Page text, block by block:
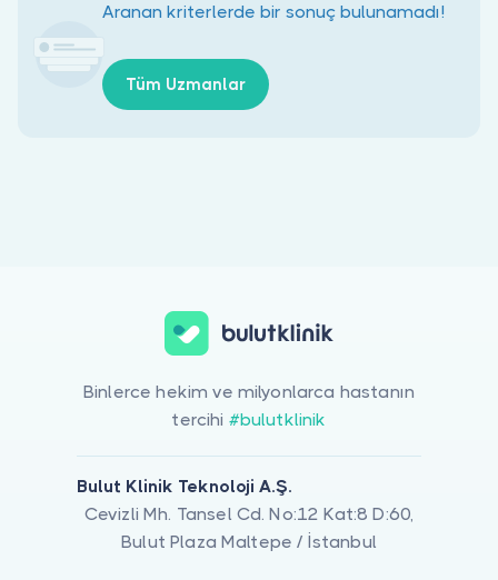
Hastalar için
Doktorlar için
Aranan kriterlerde bir sonuç bulunamadı!
Tüm Uzmanlar
Binlerce hekim ve milyonlarca hastanın
tercihi #bulutklinik
Bulut Klinik Teknoloji A.Ş.
Cevizli Mh. Tansel Cd. No:12 Kat:8 D:60,
Bulut Plaza Maltepe / İstanbul